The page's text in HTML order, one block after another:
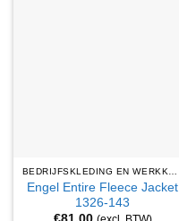
BEDRIJFSKLEDING EN WERKKLEDING
Engel Entire Fleece Jacket
1326-143